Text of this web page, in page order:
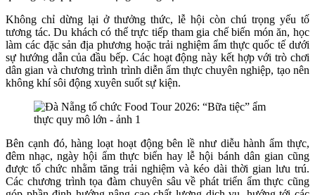
Không chỉ dừng lại ở thưởng thức, lễ hội còn chú trọng yếu tố
tương tác. Du khách có thể trực tiếp tham gia chế biến món ăn, học
làm các đặc sản địa phương hoặc trải nghiệm ẩm thực quốc tế dưới
sự hướng dẫn của đầu bếp. Các hoạt động này kết hợp với trò chơi
dân gian và chương trình trình diễn ẩm thực chuyên nghiệp, tạo nên
không khí sôi động xuyên suốt sự kiện.
Bên cạnh đó, hàng loạt hoạt động bên lề như diễu hành ẩm thực,
đêm nhạc, ngày hội ẩm thực biển hay lễ hội bánh dân gian cũng
được tổ chức nhằm tăng trải nghiệm và kéo dài thời gian lưu trú.
Các chương trình tọa đàm chuyên sâu về phát triển ẩm thực cũng